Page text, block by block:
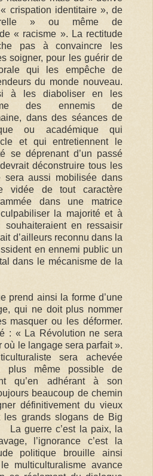
crispation identitaire », de
» ou même de
« racisme ». La rectitude
pas à convaincre les
soigner, pour les guérir de
qui les empêche de
du monde nouveau.
à les diaboliser en les
des ennemis de
dans des séances de
ou académique qui
et qui entretiennent le
se déprenant d’un passé
déconstruire tous les
sera aussi mobilisée dans
vidée de tout caractère
dans une matrice
la majorité et à
en ressaisir
d’ailleurs reconnu dans la
en ennemi public un
dans le mécanisme de la
prend ainsi la forme d’une
qui ne doit plus nommer
masquer ou les déformer.
: « La Révolution ne sera
où le langage sera parfait ».
sera achevée
même possible de
qu’en adhérant à son
beaucoup de chemin
définitivement du vieux
les grands slogans de Big
La guerre c’est la paix, la
l’ignorance c’est la
politique brouille ainsi
multiculturalisme avance